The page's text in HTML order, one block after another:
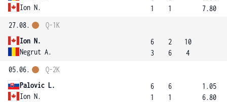
Ion N.
1
1
7.80
27.08.
Ion N.
Negrut A.
Q-1K
6
3
2
6
10
4
05.06.
Palovic L.
Ion N.
Q-2K
6
1
6
1
1.05
6.80